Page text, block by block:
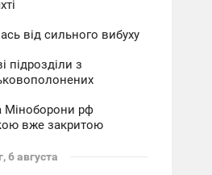
від сильного вибуху
підрозділи з
Міноборони рф
вже закритою
6 августа